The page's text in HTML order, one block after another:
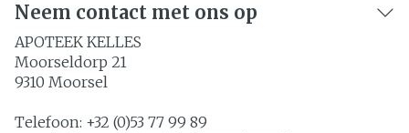
Neem contact met ons op
APOTEEK KELLES
Moorseldorp 21
9310 Moorsel
Telefoon: +32 (0)53 77 99 89